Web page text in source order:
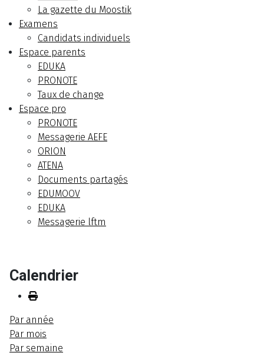
La gazette du Moostik
Examens
Candidats individuels
Espace parents
EDUKA
PRONOTE
Taux de change
Espace pro
PRONOTE
Messagerie AEFE
ORION
ATENA
Documents partagés
EDUMOOV
EDUKA
Messagerie lftm
Calendrier
Par année
Par mois
Par semaine